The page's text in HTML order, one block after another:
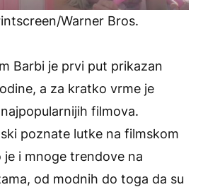
Warner Bros.
Barbi je prvi put prikazan
a za kratko vrme je
filmova.
poznate lutke na filmskom
i mnoge trendove na
od modnih do toga da su